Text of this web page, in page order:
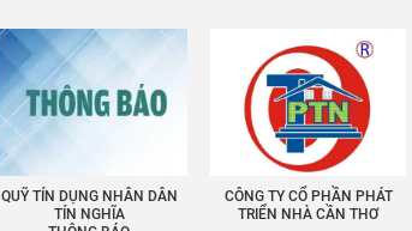
QUỸ TÍN DỤNG NHÂN DÂN
TÍN NGHĨA
CÔNG TY CỔ PHẦN PHÁT
TRIỂN NHÀ CẦN THƠ